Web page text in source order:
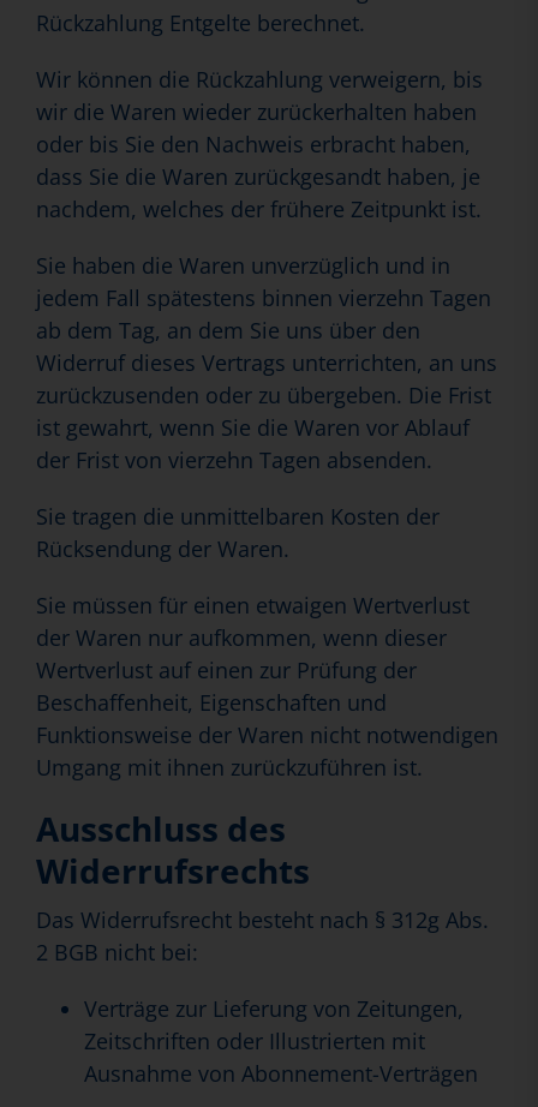
Rückzahlung Entgelte berechnet.
Wir können die Rückzahlung verweigern, bis
wir die Waren wieder zurückerhalten haben
oder bis Sie den Nachweis erbracht haben,
dass Sie die Waren zurückgesandt haben, je
nachdem, welches der frühere Zeitpunkt ist.
Sie haben die Waren unverzüglich und in
jedem Fall spätestens binnen vierzehn Tagen
ab dem Tag, an dem Sie uns über den
Widerruf dieses Vertrags unterrichten, an uns
zurückzusenden oder zu übergeben. Die Frist
ist gewahrt, wenn Sie die Waren vor Ablauf
der Frist von vierzehn Tagen absenden.
Sie tragen die unmittelbaren Kosten der
Rücksendung der Waren.
Sie müssen für einen etwaigen Wertverlust
der Waren nur aufkommen, wenn dieser
Wertverlust auf einen zur Prüfung der
Beschaffenheit, Eigenschaften und
Funktionsweise der Waren nicht notwendigen
Umgang mit ihnen zurückzuführen ist.
Ausschluss des
Widerrufsrechts
Das Widerrufsrecht besteht nach § 312g Abs.
2 BGB nicht bei:
Verträge zur Lieferung von Zeitungen,
Zeitschriften oder Illustrierten mit
Ausnahme von Abonnement-Verträgen